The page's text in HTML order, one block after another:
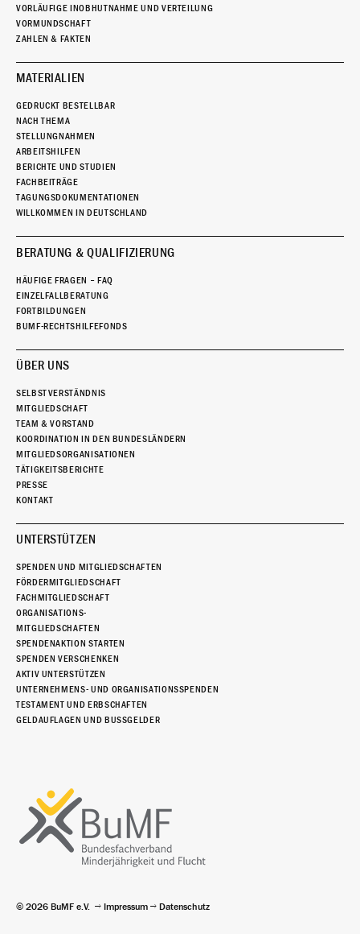
VORLÄUFIGE INOBHUTNAHME UND VERTEILUNG
VORMUNDSCHAFT
ZAHLEN & FAKTEN
MATERIALIEN
GEDRUCKT BESTELLBAR
NACH THEMA
STELLUNGNAHMEN
ARBEITSHILFEN
BERICHTE UND STUDIEN
FACHBEITRÄGE
TAGUNGSDOKUMENTATIONEN
WILLKOMMEN IN DEUTSCHLAND
BERATUNG & QUALIFIZIERUNG
HÄUFIGE FRAGEN – FAQ
EINZELFALLBERATUNG
FORTBILDUNGEN
BUMF-RECHTSHILFEFONDS
ÜBER UNS
SELBSTVERSTÄNDNIS
MITGLIEDSCHAFT
TEAM & VORSTAND
KOORDINATION IN DEN BUNDESLÄNDERN
MITGLIEDSORGANISATIONEN
TÄTIGKEITSBERICHTE
PRESSE
KONTAKT
UNTERSTÜTZEN
SPENDEN UND MITGLIEDSCHAFTEN
FÖRDERMITGLIEDSCHAFT
FACHMITGLIEDSCHAFT
ORGANISATIONS-
MITGLIEDSCHAFTEN
SPENDENAKTION STARTEN
SPENDEN VERSCHENKEN
AKTIV UNTERSTÜTZEN
UNTERNEHMENS- UND ORGANISATIONSSPENDEN
TESTAMENT UND ERBSCHAFTEN
GELDAUFLAGEN UND BUSSGELDER
© 2026 BuMF e.V. Impressum Datenschutz